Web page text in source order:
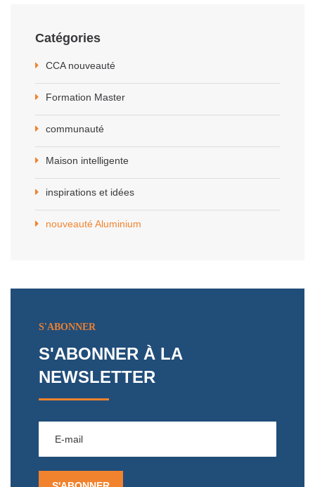
Catégories
CCA nouveauté
Formation Master
communauté
Maison intelligente
inspirations et idées
nouveauté Aluminium
S'ABONNER
S'ABONNER À LA
NEWSLETTER